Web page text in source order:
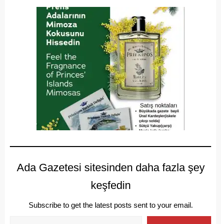
Ada Gazetesi sitesinden daha fazla şey
keşfedin
Subscribe to get the latest posts sent to your email.